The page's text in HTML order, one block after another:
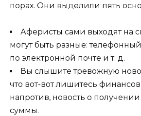
порах. Они выделили пять
Аферисты сами выходят на
могут быть разные:
по электронной почте и т. д.
Вы слышите тревожную
что вот-вот лишитесь
напротив, новость о
суммы.